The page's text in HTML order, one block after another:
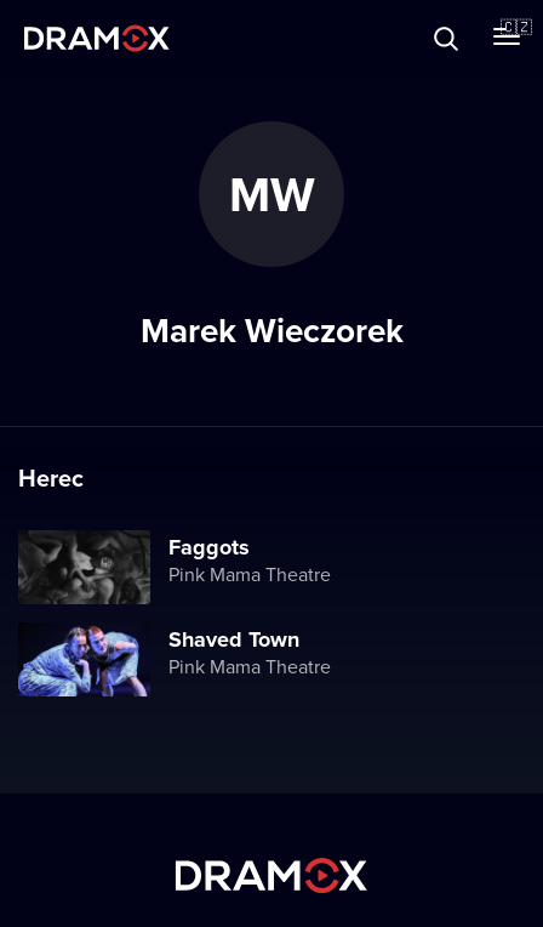
🇨🇿
MW
Marek Wieczorek
Herec
Faggots
Pink Mama Theatre
Shaved Town
Pink Mama Theatre